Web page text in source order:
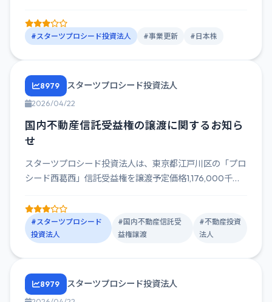
#スターツプロシード投資法人 #事業更新 #日本株
8979 スターツプロシード投資法人
2026/04/22
国内不動産信託受益権の譲渡に関するお知ら
せ
スターツプロシード投資法人は、東京都江戸川区の「プロ
シード西葛西」信託受益権を譲渡予定価格1,176,000千円
#スターツプロシード
投資法人
#国内不動産信託受
益権譲渡
#不動産投資
法人
8979 スターツプロシード投資法人